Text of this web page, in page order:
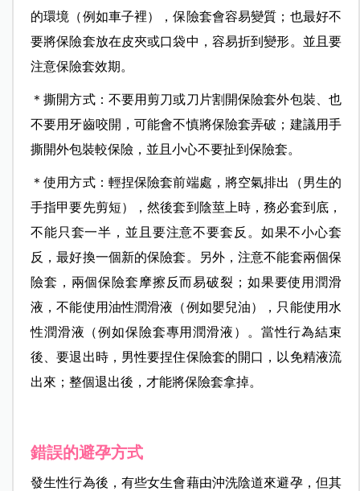
的環境（例如車子裡），保險套會容易變質；也最好不
要將保險套放在皮夾或口袋中，容易折到變形。並且要
注意保險套效期。
＊撕開方式：不要用剪刀或刀片割開保險套外包裝、也
不要用牙齒咬開，可能會不慎將保險套弄破；建議用手
撕開外包裝較保險，並且小心不要扯到保險套。
＊使用方式：輕捏保險套前端處，將空氣排出（男生的
手指甲要先剪短），然後套到陰莖上時，務必套到底，
不能只套一半，並且要注意不要套反。如果不小心套
反，最好換一個新的保險套。另外，注意不能套兩個保
險套，兩個保險套摩擦反而易破裂；如果要使用潤滑
液，不能使用油性潤滑液（例如嬰兒油），只能使用水
性潤滑液（例如保險套專用潤滑液）。當性行為結束
後、要退出時，男性要捏住保險套的開口，以免精液流
出來；整個退出後，才能將保險套拿掉。
錯誤的避孕方式
發生性行為後，有些女生會藉由沖洗陰道來避孕，但其